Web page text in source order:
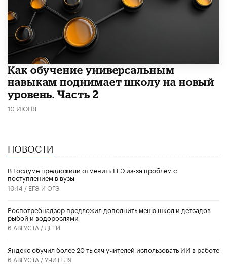
​Как обучение универсальным
навыкам поднимает школу на новый
уровень. Часть 2
10 ИЮНЯ
НОВОСТИ
В Госдуме предложили отменить ЕГЭ из-за проблем с
поступлением в вузы
10:14 / ЕГЭ И ОГЭ
Роспотребнадзор предложил дополнить меню школ и детсадов
рыбой и водорослями
6 АВГУСТА / ДЕТИ
​Яндекс обучил более 20 тысяч учителей использовать ИИ в работе
6 АВГУСТА /УЧИТЕЛЯ